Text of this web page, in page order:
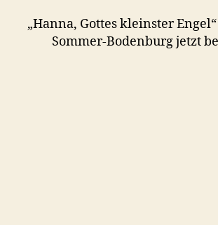
„Hanna, Gottes kleinster
Sommer-Bodenburg jetzt